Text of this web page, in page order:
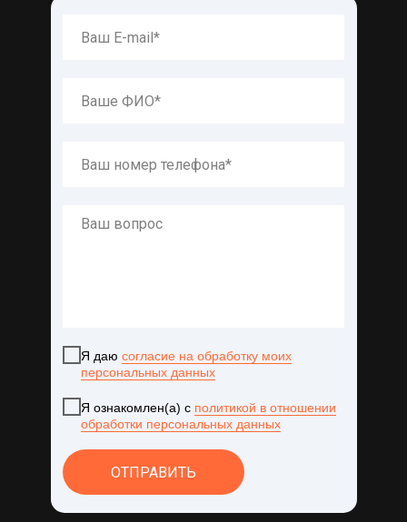
Я даю согласие на обработку моих
персональных данных
Я ознакомлен(а) с политикой в отношении
обработки персональных данных
ОТПРАВИТЬ